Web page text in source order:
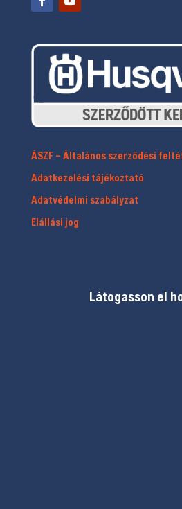
ÁSZF – Általános szerződési
Adatkezelési tájékoztató
Adatvédelmi szabályzat
Elállási jog
Látogasson el